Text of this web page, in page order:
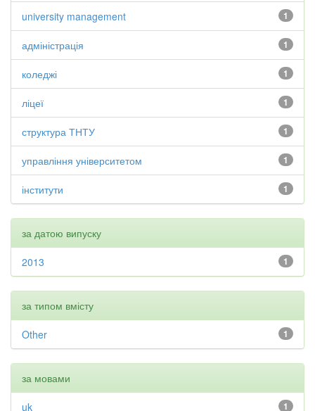
1
university management
1
адміністрація
1
коледжі
1
ліцеї
1
структура ТНТУ
1
управління університетом
1
інститути
за датою випуску
1
2013
за типом вмісту
1
Other
за мовами
1
uk